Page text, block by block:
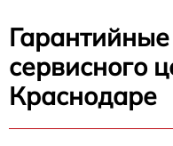
сервисного
Краснодаре